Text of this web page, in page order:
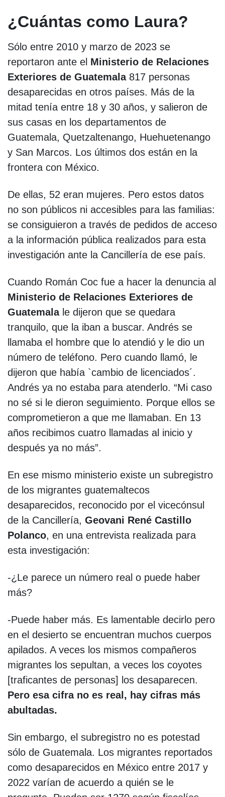
¿Cuántas como Laura?
Sólo entre 2010 y marzo de 2023 se
reportaron ante el Ministerio de Relaciones
Exteriores de Guatemala 817 personas
desaparecidas en otros países. Más de la
mitad tenía entre 18 y 30 años, y salieron de
sus casas en los departamentos de
Guatemala, Quetzaltenango, Huehuetenango
y San Marcos. Los últimos dos están en la
frontera con México.
De ellas, 52 eran mujeres. Pero estos datos
no son públicos ni accesibles para las familias:
se consiguieron a través de pedidos de acceso
a la información pública realizados para esta
investigación ante la Cancillería de ese país.
Cuando Román Coc fue a hacer la denuncia al
Ministerio de Relaciones Exteriores de
Guatemalale dijeron que se quedara
tranquilo, que la iban a buscar. Andrés se
llamaba el hombre que lo atendió y le dio un
número de teléfono. Pero cuando llamó, le
dijeron que había `cambio de licenciados´.
Andrés ya no estaba para atenderlo. “Mi caso
no sé si le dieron seguimiento. Porque ellos se
comprometieron a que me llamaban. En 13
años recibimos cuatro llamadas al inicio y
después ya no más”.
En ese mismo ministerio existe un subregistro
de los migrantes guatemaltecos
desaparecidos, reconocido por el vicecónsul
de la Cancillería, Geovani René Castillo
Polanco, en una entrevista realizada para
esta investigación:
-¿Le parece un número real o puede haber
más?
-Puede haber más. Es lamentable decirlo pero
en el desierto se encuentran muchos cuerpos
apilados. A veces los mismos compañeros
migrantes los sepultan, a veces los coyotes
[traficantes de personas] los desaparecen.
Pero esa cifra no es real, hay cifras más
abultadas.
Sin embargo, el subregistro no es potestad
sólo de Guatemala. Los migrantes reportados
como desaparecidos en México entre 2017 y
2022 varían de acuerdo a quién se le